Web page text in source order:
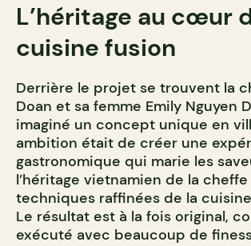
L’héritage au cœur
cuisine fusion
Derrière le projet se trouvent la
Doan et sa femme Emily Nguyen
imaginé un concept unique en
ambition était de créer une
gastronomique qui marie les
l’héritage vietnamien de la cheffe
techniques raffinées de la
Le résultat est à la fois original,
exécuté avec beaucoup de